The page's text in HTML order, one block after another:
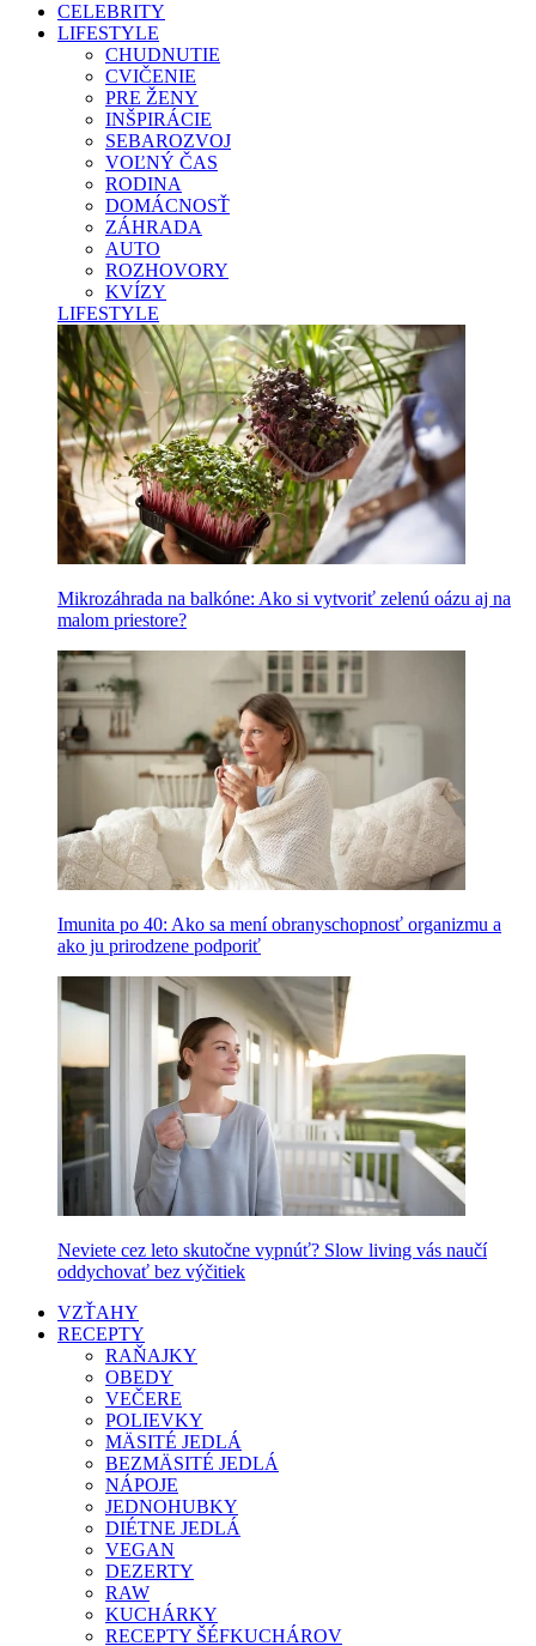
CELEBRITY
LIFESTYLE
CHUDNUTIE
CVIČENIE
PRE ŽENY
INŠPIRÁCIE
SEBAROZVOJ
VOĽNÝ ČAS
RODINA
DOMÁCNOSŤ
ZÁHRADA
AUTO
ROZHOVORY
KVÍZY
LIFESTYLE
Mikrozáhrada na balkóne: Ako si vytvoriť zelenú oázu aj na
malom priestore?
Imunita po 40: Ako sa mení obranyschopnosť organizmu a
ako ju prirodzene podporiť
Neviete cez leto skutočne vypnúť? Slow living vás naučí
oddychovať bez výčitiek
VZŤAHY
RECEPTY
RAŇAJKY
OBEDY
VEČERE
POLIEVKY
MÄSITÉ JEDLÁ
BEZMÄSITÉ JEDLÁ
NÁPOJE
JEDNOHUBKY
DIÉTNE JEDLÁ
VEGAN
DEZERTY
RAW
KUCHÁRKY
RECEPTY ŠÉFKUCHÁROV